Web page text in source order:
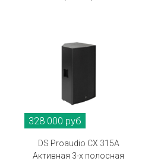
328 000 руб
DS Proaudio CX 315A
Активная 3-х полосная